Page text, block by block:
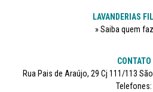
LAVANDERIAS
Saiba quem
CONTATO
Rua Pais de Araújo, 29 Cj 111/113
Telefones: